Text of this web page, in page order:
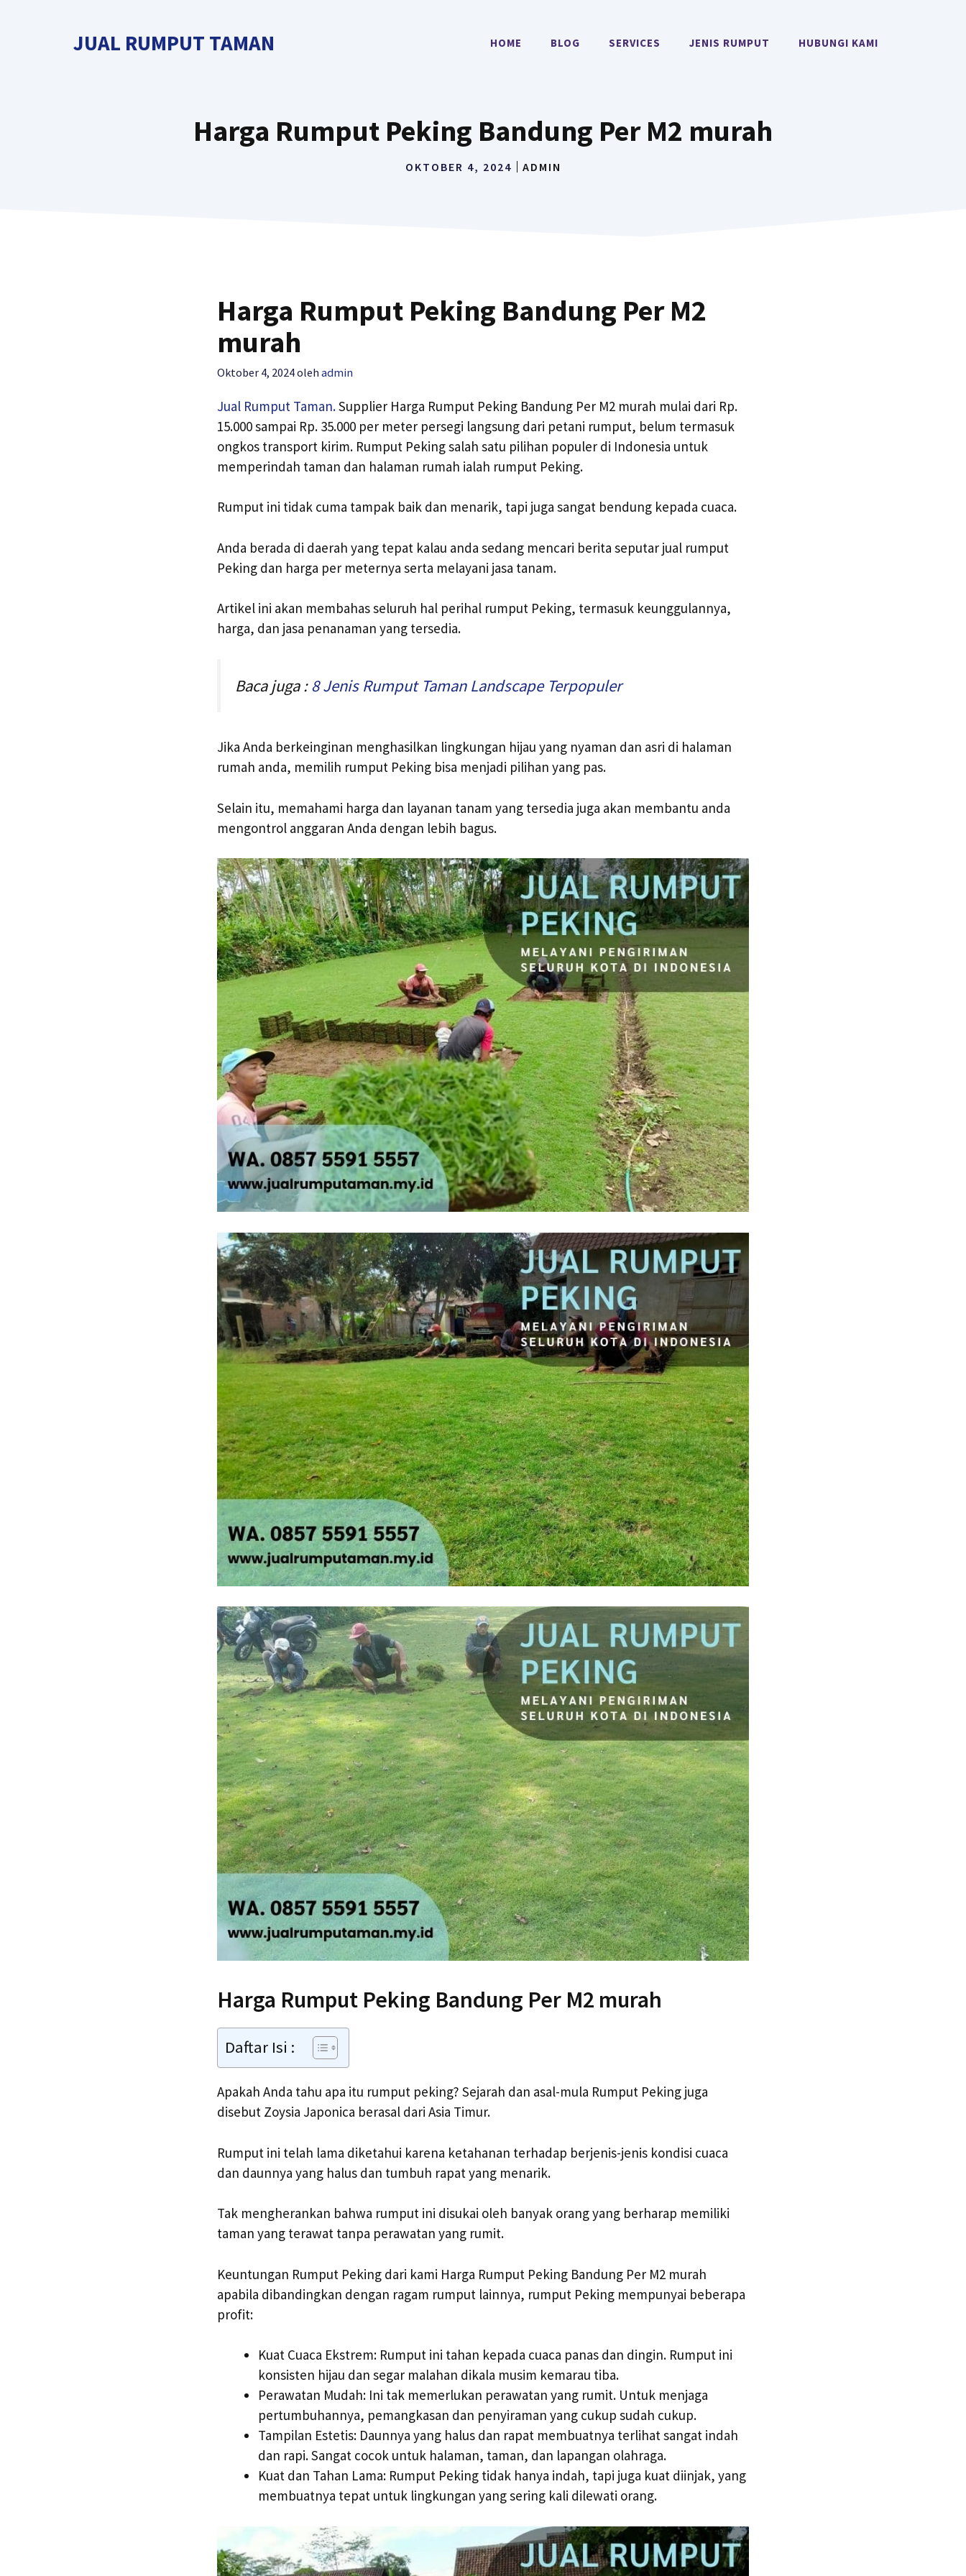
JUAL RUMPUT TAMAN HOME BLOG SERVICES JENIS RUMPUT HUBUNGI KAMI
Harga Rumput Peking Bandung Per M2 murah
OKTOBER 4, 2024 ADMIN
Harga Rumput Peking Bandung Per M2
murah
Oktober 4, 2024oleh admin
Jual Rumput Taman.Supplier Harga Rumput Peking Bandung Per M2 murah mulai dari Rp.
15.000 sampai Rp. 35.000 per meter persegi langsung dari petani rumput, belum termasuk
ongkos transport kirim. Rumput Peking salah satu pilihan populer di Indonesia untuk
memperindah taman dan halaman rumah ialah rumput Peking.
Rumput ini tidak cuma tampak baik dan menarik, tapi juga sangat bendung kepada cuaca.
Anda berada di daerah yang tepat kalau anda sedang mencari berita seputar jual rumput
Peking dan harga per meternya serta melayani jasa tanam.
Artikel ini akan membahas seluruh hal perihal rumput Peking, termasuk keunggulannya,
harga, dan jasa penanaman yang tersedia.
Baca juga :8 Jenis Rumput Taman Landscape Terpopuler
Jika Anda berkeinginan menghasilkan lingkungan hijau yang nyaman dan asri di halaman
rumah anda, memilih rumput Peking bisa menjadi pilihan yang pas.
Selain itu, memahami harga dan layanan tanam yang tersedia juga akan membantu anda
mengontrol anggaran Anda dengan lebih bagus.
Harga Rumput Peking Bandung Per M2 murah
Daftar Isi :
Apakah Anda tahu apa itu rumput peking? Sejarah dan asal-mula Rumput Peking juga
disebut Zoysia Japonica berasal dari Asia Timur.
Rumput ini telah lama diketahui karena ketahanan terhadap berjenis-jenis kondisi cuaca
dan daunnya yang halus dan tumbuh rapat yang menarik.
Tak mengherankan bahwa rumput ini disukai oleh banyak orang yang berharap memiliki
taman yang terawat tanpa perawatan yang rumit.
Keuntungan Rumput Peking dari kami Harga Rumput Peking Bandung Per M2 murah
apabila dibandingkan dengan ragam rumput lainnya, rumput Peking mempunyai beberapa
profit:
Kuat Cuaca Ekstrem: Rumput ini tahan kepada cuaca panas dan dingin. Rumput ini
konsisten hijau dan segar malahan dikala musim kemarau tiba.
Perawatan Mudah: Ini tak memerlukan perawatan yang rumit. Untuk menjaga
pertumbuhannya, pemangkasan dan penyiraman yang cukup sudah cukup.
Tampilan Estetis: Daunnya yang halus dan rapat membuatnya terlihat sangat indah
dan rapi. Sangat cocok untuk halaman, taman, dan lapangan olahraga.
Kuat dan Tahan Lama: Rumput Peking tidak hanya indah, tapi juga kuat diinjak, yang
membuatnya tepat untuk lingkungan yang sering kali dilewati orang.